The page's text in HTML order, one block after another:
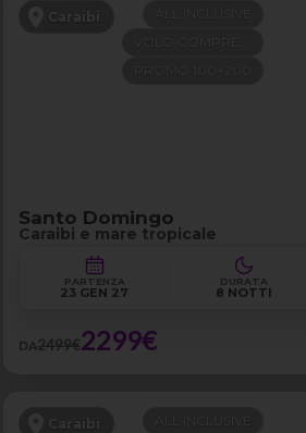
Caraibi
Santo Domingo
Caraibi e mare tropicale
PARTENZA
23 GEN 27
DURATA
8 NOTTI
DA2499€2299€
Caraibi